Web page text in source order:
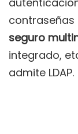
contraseñas
seguro
integrado,
admite LDAP.